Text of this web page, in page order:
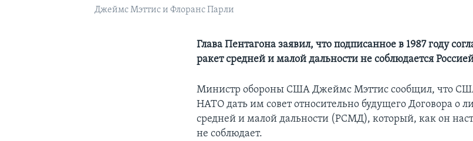
Джеймс Мэттис и Флоранс Парли
Глава Пентагона заявил, что подписанное в 1987 году
ракет средней и малой дальности не соблюдается
Министр обороны США Джеймс Мэттис сообщил, что
НАТО дать им совет относительно будущего Договора о
средней и малой дальности (РСМД), который, как он
не соблюдает.